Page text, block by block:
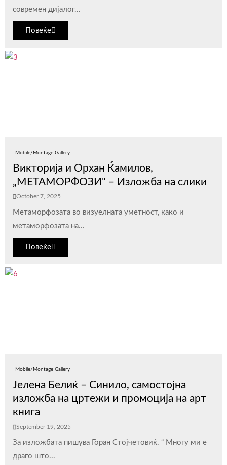
современ дијалог...
Повеќе
Mobile/Montage Gallery
Викторија и Орхан Ќамилов,
„МЕТАМОРФОЗИ" – Изложба на слики
October 7, 2025
Метаморфозата во визуелната уметнoст, како и
метаморфозата на...
Повеќе
Mobile/Montage Gallery
Јелена Белиќ – Синило, самостојна
изложба на цртежи и промоција на арт
книга
September 19, 2025
За изложбата пишува Горан Стојчетовиќ. “ Многу ми е
драго што...